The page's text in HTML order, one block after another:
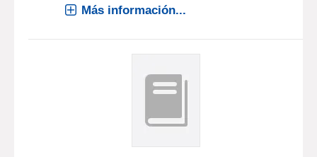
Más información...